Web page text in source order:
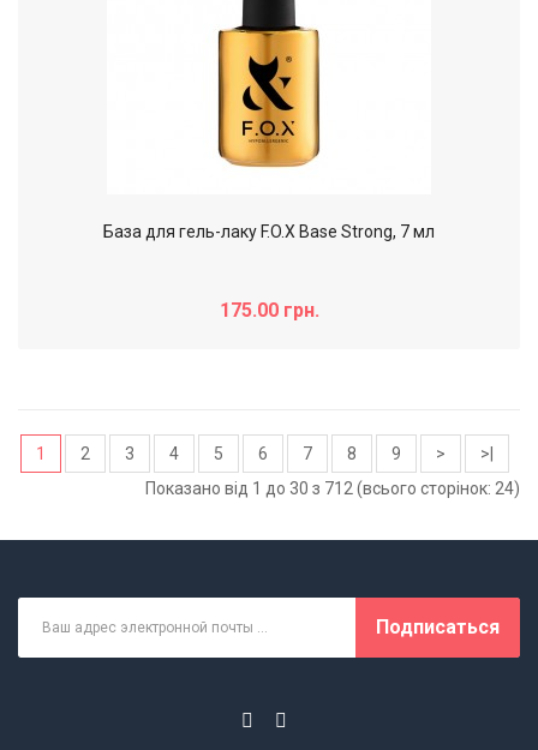
База для гель-лаку F.O.X Base Strong, 7 мл
175.00 грн.
1 2 3 4 5 6 7 8 9 >
>|
Показано від 1 до 30 з 712 (всього сторінок: 24)
Подписаться